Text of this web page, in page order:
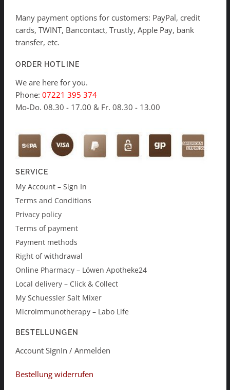
Many payment options for customers: PayPal, credit
cards, TWINT, Bancontact, Trustly, Apple Pay, bank
transfer, etc.
ORDER HOTLINE
We are here for you.
Phone: 07221 395 374
Mo-Do. 08.30 - 17.00 & Fr. 08.30 - 13.00
SERVICE
My Account – Sign In
Terms and Conditions
Privacy policy
Terms of payment
Payment methods
Right of withdrawal
Online Pharmacy – Löwen Apotheke24
Local delivery – Click & Collect
My Schuessler Salt Mixer
Microimmunotherapy – Labo Life
BESTELLUNGEN
Account SignIn / Anmelden
Bestellung widerrufen